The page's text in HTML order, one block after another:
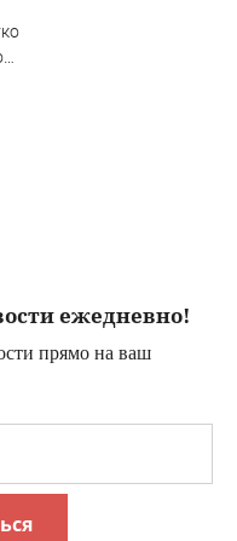
ежедневно!
прямо на ваш